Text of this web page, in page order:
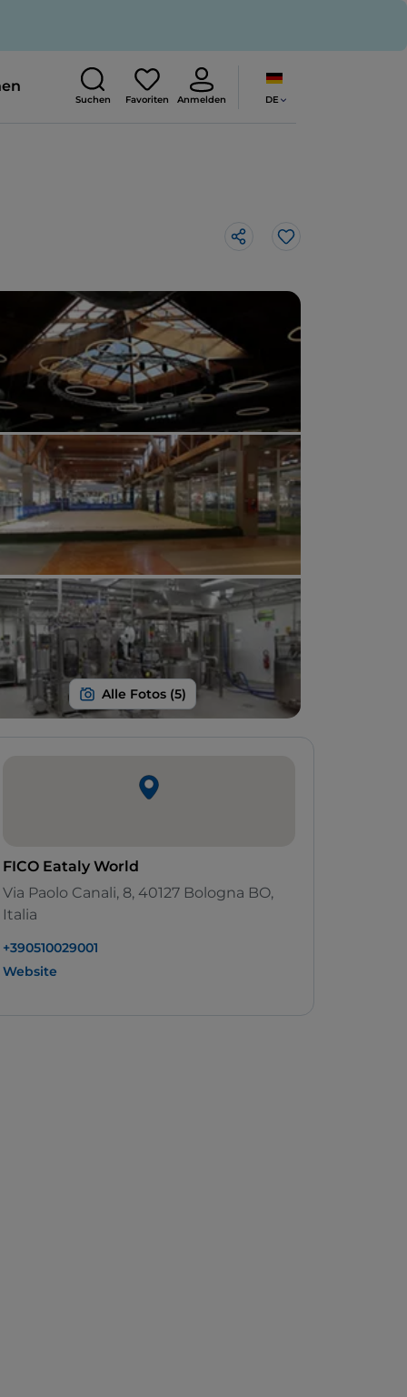
Suchen Favoriten Anmelden DE
Like
FICO Eataly World
Via Paolo Canali, 8, 40127 Bologna BO,
Italia
+390510029001
Website